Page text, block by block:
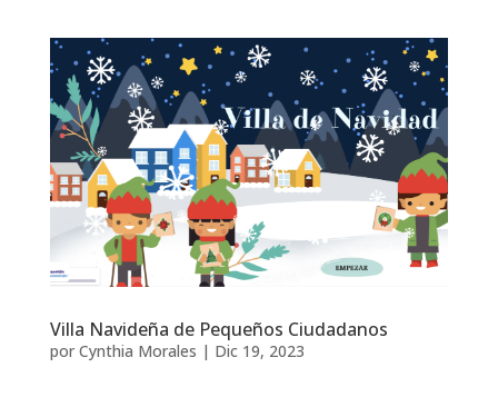
Villa Navideña de Pequeños Ciudadanos
por Cynthia Morales | Dic 19, 2023